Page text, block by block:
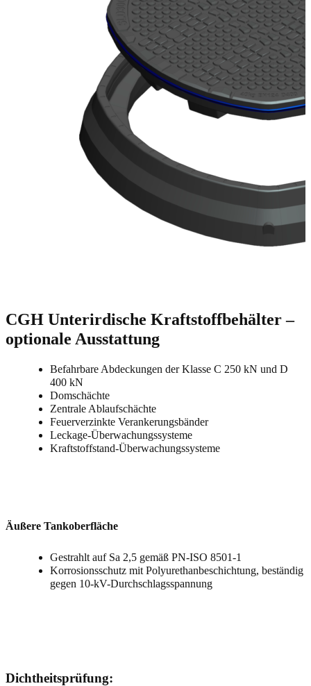
CGH Unterirdische Kraftstoffbehälter –
optionale Ausstattung
Befahrbare Abdeckungen der Klasse C 250 kN und D
400 kN
Domschächte
Zentrale Ablaufschächte
Feuerverzinkte Verankerungsbänder
Leckage-Überwachungssysteme
Kraftstoffstand-Überwachungssysteme
Äußere Tankoberfläche
Gestrahlt auf Sa 2,5 gemäß PN-ISO 8501-1
Korrosionsschutz mit Polyurethanbeschichtung, beständig
gegen 10-kV-Durchschlagsspannung
Dichtheitsprüfung: